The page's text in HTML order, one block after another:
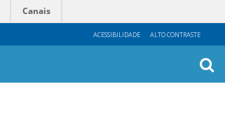
ACESSIBILIDADE ALTO CONTRASTE
Canais